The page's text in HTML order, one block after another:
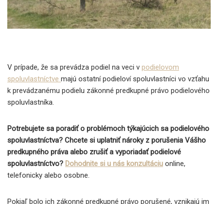
V prípade, že sa prevádza podiel na veci v podielovom
spoluvlastníctve majú ostatní podieloví spoluvlastníci vo vzťahu
k prevádzanému podielu zákonné predkupné právo podielového
spoluvlastníka.
Potrebujete sa poradiť o problémoch týkajúcich sa podielového
spoluvlastníctva? Chcete si uplatniť nároky z porušenia Vášho
predkupného práva alebo zrušiť a vyporiadať podielové
spoluvlastníctvo? Dohodnite si u nás konzultáciu online,
telefonicky alebo osobne.
Pokiaľ bolo ich zákonné predkupné právo porušené, vznikajú im